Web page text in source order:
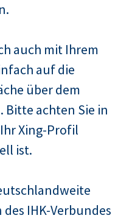
auch mit Ihrem
auf die
über dem
achten Sie in
Xing-Profil
ist.
IHK-Verbundes